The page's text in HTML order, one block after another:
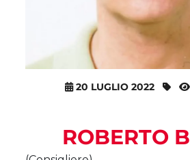
20 LUGLIO 2022
ROBERTO